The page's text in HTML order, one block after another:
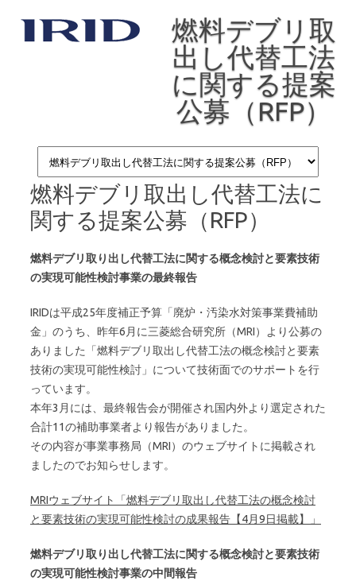
燃料デブリ取
出し代替工法
に関する提案
公募（RFP）
Skip to content
燃料デブリ取出し代替工法に
関する提案公募（RFP）
燃料デブリ取り出し代替工法に関する概念検討と要素技術
の実現可能性検討事業の最終報告
IRIDは平成25年度補正予算「廃炉・汚染水対策事業費補助
金」のうち、昨年6月に三菱総合研究所（MRI）より公募の
ありました「燃料デブリ取出し代替工法の概念検討と要素
技術の実現可能性検討」について技術面でのサポートを行
っています。
本年3月には、最終報告会が開催され国内外より選定された
合計11の補助事業者より報告がありました。
その内容が事業事務局（MRI）のウェブサイトに掲載され
ましたのでお知らせします。
MRIウェブサイト「燃料デブリ取出し代替工法の概念検討
と要素技術の実現可能性検討の成果報告【4月9日掲載】」
燃料デブリ取り出し代替工法に関する概念検討と要素技術
の実現可能性検討事業の中間報告